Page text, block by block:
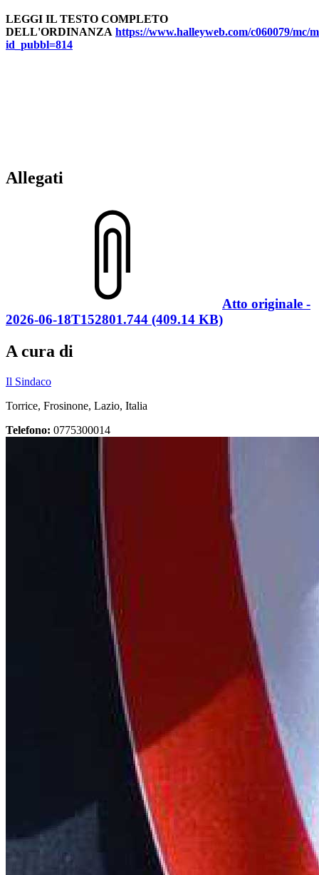
LEGGI IL TESTO COMPLETO
DELL'ORDINANZA https://www.halleyweb.com/c060079/mc/
id_pubbl=814
Allegati
Atto originale -
2026-06-18T152801.744 (409.14 KB)
A cura di
Il Sindaco
Torrice, Frosinone, Lazio, Italia
Telefono: 0775300014